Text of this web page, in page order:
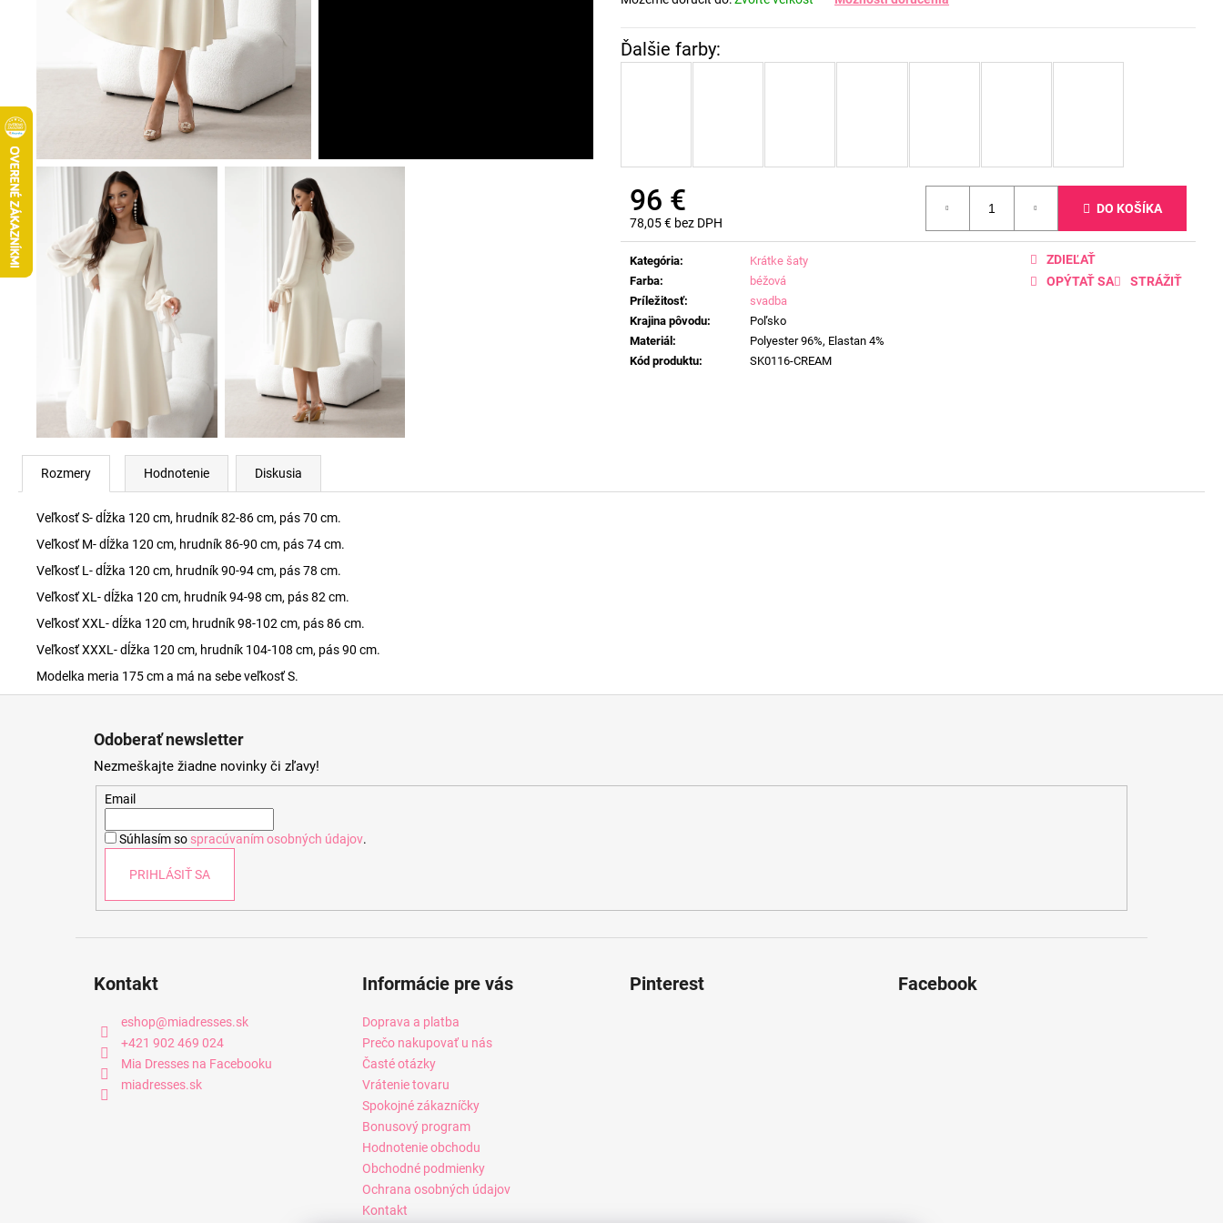
96 €
78,05 € bez DPH
Jednotková
cena:
DO KOŠÍKA
Kategória:
Krátke šaty
Farba:
béžová
Príležitosť:
svadba
Krajina pôvodu:
Poľsko
Materiál:
Polyester 96%, Elastan 4%
Kód produktu: SK0116-CREAM
OPÝTAŤ SA STRÁŽIŤ
ZDIEĽAŤ
Rozmery Hodnotenie Diskusia
Veľkosť S- dĺžka 120 cm, hrudník 82-86 cm, pás 70 cm.
Veľkosť M- dĺžka 120 cm, hrudník 86-90 cm, pás 74 cm.
Veľkosť L- dĺžka 120 cm, hrudník 90-94 cm, pás 78 cm.
Veľkosť XL- dĺžka 120 cm, hrudník 94-98 cm, pás 82 cm.
Veľkosť XXL- dĺžka 120 cm, hrudník 98-102 cm, pás 86 cm.
Veľkosť XXXL- dĺžka 120 cm, hrudník 104-108 cm, pás 90 cm.
Modelka meria 175 cm a má na sebe veľkosť S.
Odoberať newsletter
Nezmeškajte žiadne novinky či zľavy!
Email
Súhlasím so spracúvaním osobných údajov.
PRIHLÁSIŤ SA
Kontakt
eshop@miadresses.sk
+421 902 469 024
Mia Dresses na Facebooku
miadresses.sk
Informácie pre vás
Doprava a platba
Prečo nakupovať u nás
Časté otázky
Vrátenie tovaru
Spokojné zákazníčky
Bonusový program
Hodnotenie obchodu
Obchodné podmienky
Ochrana osobných údajov
Kontakt
Pinterest Facebook